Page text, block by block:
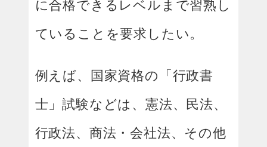
に合格できるレベルまで習熟し
ていることを要求したい。
例えば、国家資格の「行政書
士」試験などは、憲法、民法、
行政法、商法・会社法、その他